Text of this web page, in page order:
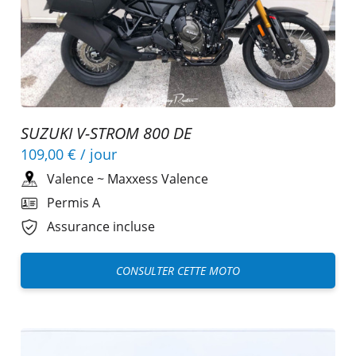
SUZUKI V-STROM 800 DE
109,00 € / jour
Valence~ Maxxess Valence
Permis A
Assurance incluse
CONSULTER CETTE MOTO